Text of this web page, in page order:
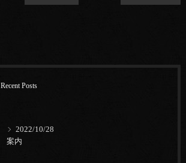
Recent Posts
2022/10/28
案内